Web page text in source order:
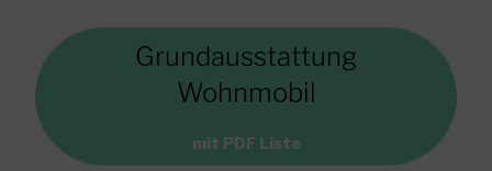
Grundausstattung
Wohnmobil
mit PDF Liste